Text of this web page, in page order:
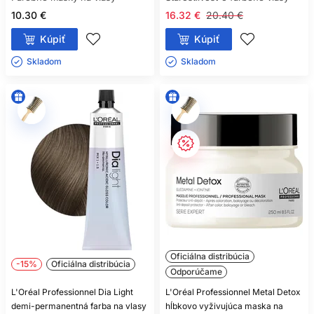
styling podľa požadovaného výsledku účesu.
10.30 €
Kúpiť
Skladom ㅤ
20.40 €
16.32 €
Kúpiť
Skladom ㅤ
-15% Oficiálna distribúcia
L'Oréal Professionnel Dia Light
demi-permanentná farba na vlasy
Oficiálna distribúcia
Odporúčame
L'Oréal Professionnel Metal Detox
hĺbkovo vyživujúca maska na